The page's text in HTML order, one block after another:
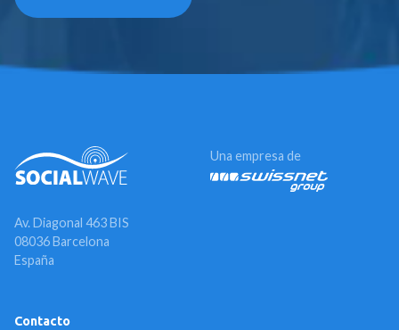
Av. Diagonal 463 BIS
08036 Barcelona
España
Una empresa de
Contacto